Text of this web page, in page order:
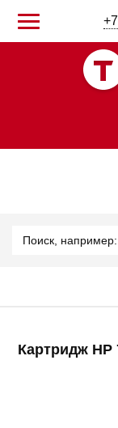
Картридж HP